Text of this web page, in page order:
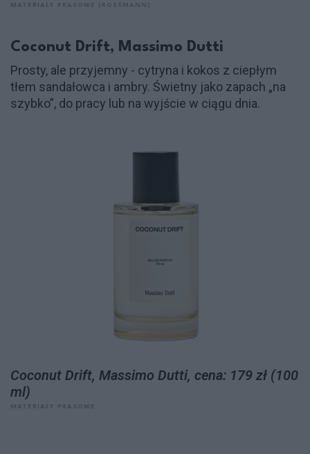
Coconut Drift, Massimo Dutti
Prosty, ale przyjemny - cytryna i kokos z ciepłym
tłem sandałowca i ambry. Świetny jako zapach „na
szybko”, do pracy lub na wyjście w ciągu dnia.
Coconut Drift, Massimo Dutti, cena: 179 zł (100
ml)